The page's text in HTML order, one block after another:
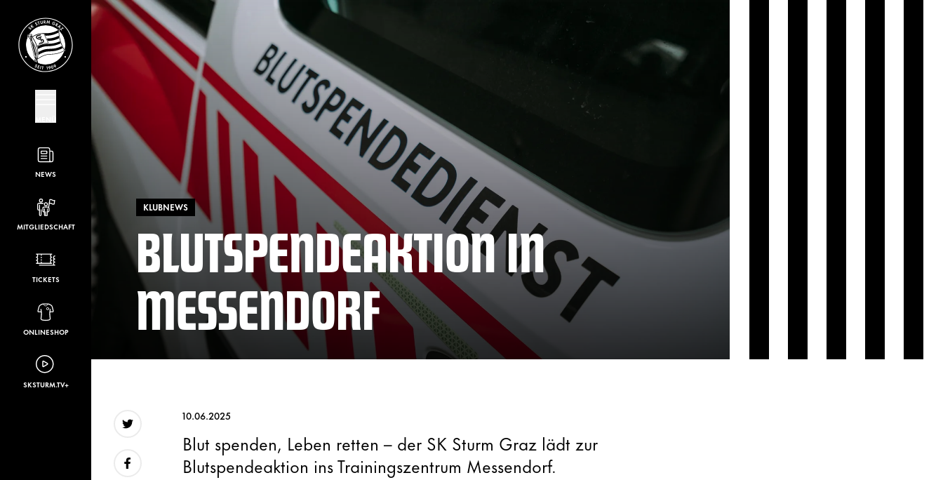
NEWS
MITGLIEDSCHAFT
TICKETS
ONLINESHOP
SKSTURM.TV+
KLUBNEWS
BLUTSPENDEAKTION IN
MESSENDORF
10.06.2025
Blut spenden, Leben retten – der SK Sturm Graz lädt zur
Blutspendeaktion ins Trainingszentrum Messendorf.